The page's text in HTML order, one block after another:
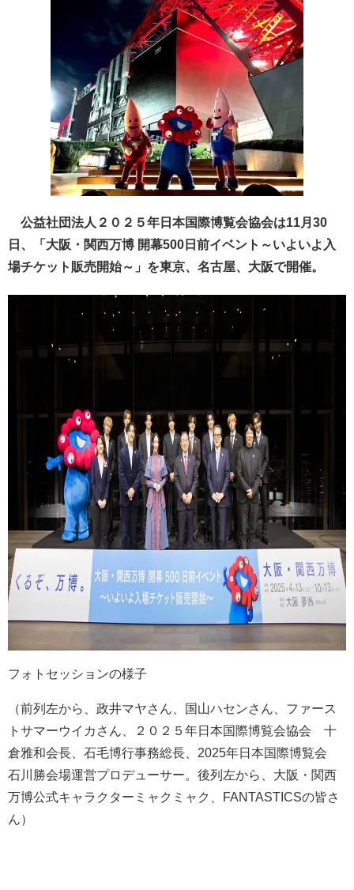
公益社団法人２０２５年日本国際博覧会協会は11月30
日、「大阪・関西万博 開幕500日前イベント～いよいよ入
場チケット販売開始～」を東京、名古屋、大阪で開催。
フォトセッションの様子
（前列左から、政井マヤさん、国山ハセンさん、ファース
トサマーウイカさん、２０２５年日本国際博覧会協会 十
倉雅和会長、石毛博行事務総長、2025年日本国際博覧会
石川勝会場運営プロデューサー。後列左から、大阪・関西
万博公式キャラクターミャクミャク、FANTASTICSの皆さ
ん）